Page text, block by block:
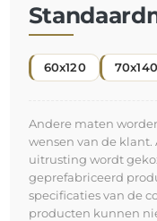
60x120 70x140
Andere maten
wensen van de klant.
uitrusting wordt
geprefabriceerd
specificaties van de
producten kunnen